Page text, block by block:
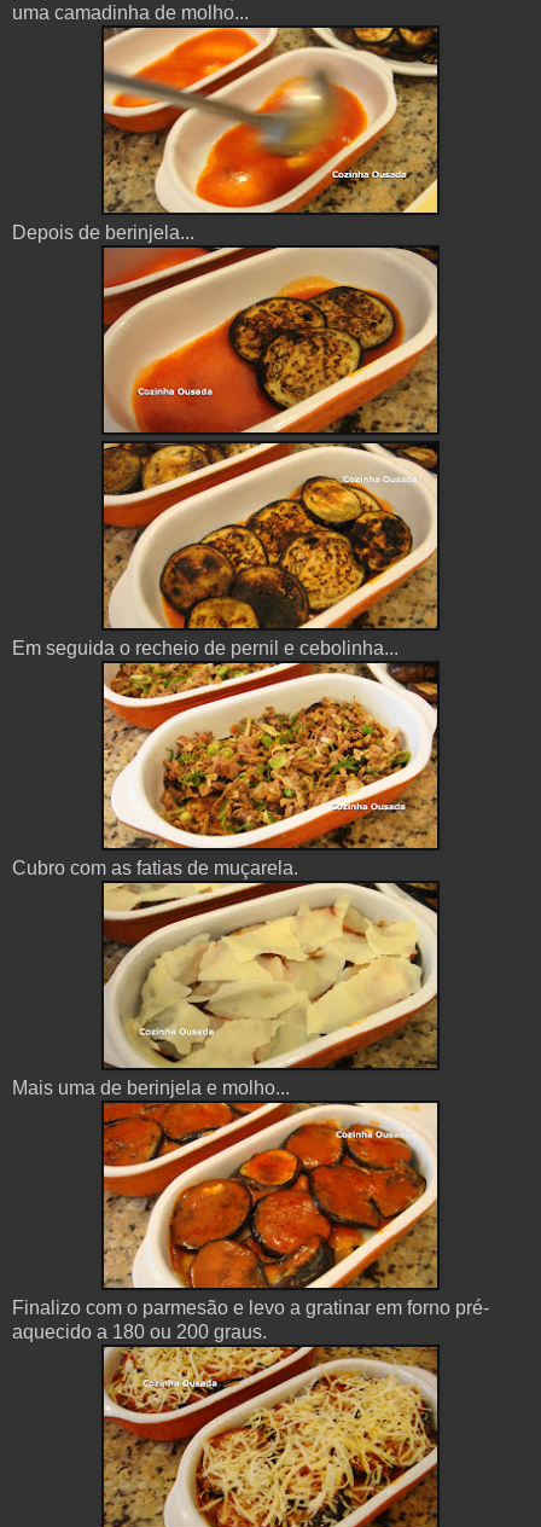
uma camadinha de molho...
Depois de berinjela...
Em seguida o recheio de pernil e cebolinha...
Cubro com as fatias de muçarela.
Mais uma de berinjela e molho...
Finalizo com o parmesão e levo a gratinar em forno pré-
aquecido a 180 ou 200 graus.